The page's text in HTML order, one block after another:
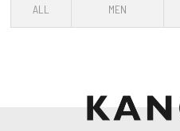
ALL MEN